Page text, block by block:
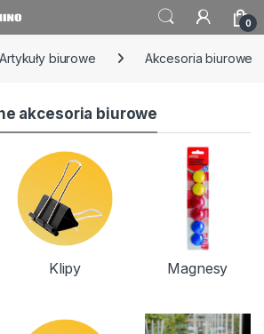
0
Artykuły biurowe Akcesoria biurowe
akcesoria biurowe
Klipy Magnesy